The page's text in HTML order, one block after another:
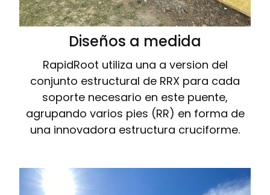
Diseños a medida
RapidRoot utiliza una a version del
conjunto estructural de RRX para cada
soporte necesario en este puente,
agrupando varios pies (RR) en forma de
una innovadora estructura cruciforme.